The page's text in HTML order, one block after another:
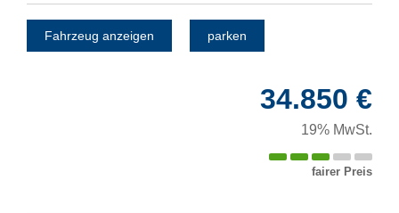
Fahrzeug anzeigen parken
34.850 €
19% MwSt.
fairer Preis